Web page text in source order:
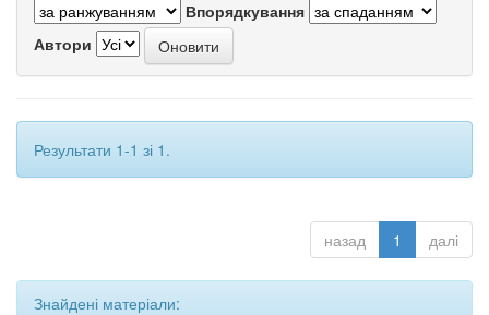
Впорядкування
Автори
Результати 1-1 зі 1.
назад 1 далі
Знайдені матеріали: